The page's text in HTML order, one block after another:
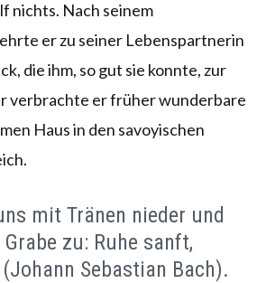
nichts. Nach seinem
er zu seiner Lebenspartnerin
die ihm, so gut sie konnte, zur
verbrachte er früher wunderbare
Haus in den savoyischen
mit Tränen nieder und
zu: Ruhe sanft,
Sebastian Bach).